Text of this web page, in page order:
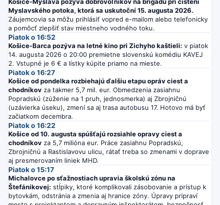
Košice-Myslava pozýva dobrovoľníkov na brigádu pri čistení
Myslavského potoka, ktorá sa uskutoční 15. augusta 2026.
Záujemcovia sa môžu prihlásiť vopred e-mailom alebo telefonicky
a pomôcť zlepšiť stav miestneho vodného toku.
Piatok o 16:52
Košice-Barca pozýva na letné kino pri Zichyho kaštieli: v piatok
14. augusta 2026 o 20:00 premietne slovenskú komédiu KAVEJ
2. Vstupné je 6 € a lístky kúpite priamo na mieste.
Piatok o 16:27
Košice od pondelka rozbiehajú ďalšiu etapu opráv ciest a
chodníkov za takmer 5,7 mil. eur. Obmedzenia zasiahnu
Popradskú (zúženie na 1 pruh, jednosmerka) aj Zbrojničnú
(uzávierka úseku), zmení sa aj trasa autobusu 17. Hotovo má byť
začiatkom decembra.
Piatok o 16:22
Košice od 10. augusta spúšťajú rozsiahle opravy ciest a
chodníkov za 5,7 milióna eur. Práce zasiahnu Popradskú,
Zbrojničnú a Rastislavovu ulicu, rátať treba so zmenami v doprave
aj presmerovaním liniek MHD.
Piatok o 15:17
Michalovce po sťažnostiach upravia školskú zónu na
Štefánikovej: stĺpiky, ktoré komplikovali zásobovanie a prístup k
bytovkám, odstránia a zmenia aj hranice zóny. Úpravy pripraví